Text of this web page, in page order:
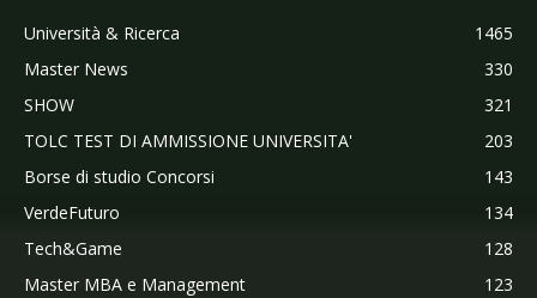
Università & Ricerca
1465
Master News
330
SHOW
321
TOLC TEST DI AMMISSIONE UNIVERSITA'
203
Borse di studio Concorsi
143
VerdeFuturo
134
Tech&Game
128
Master MBA e Management
123